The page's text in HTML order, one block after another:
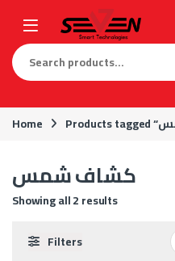
Search for:
Home
كشاف شمس
Showing all 2 results
Filters